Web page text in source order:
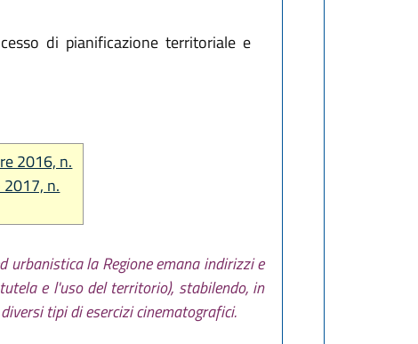
di pianificazione territoriale e
2016, n.
n.
la Regione emana indirizzi e
e l'uso del territorio), stabilendo, in
tipi di esercizi cinematografici.